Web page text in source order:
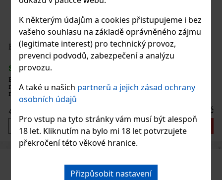
K některým údajům a cookies přistupujeme i bez
vašeho souhlasu na základě oprávněného zájmu
(legitimate interest) pro technický provoz,
prevenci podvodů, zabezpečení a analýzu
provozu.
A také u našich partnerů a jejich zásad ochrany
osobních údajů
Pro vstup na tyto stránky vám musí být alespoň
18 let. Kliknutím na bylo mi 18 let potvrzujete
překročení této věkové hranice.
Přizpůsobit nastavení
Emil Bylinný likér 0,7 L 20%
SKLADEM(> 5 ks)
Emil Bylinný likér je rakouský bylinný likér vyráběný ze 100%
rakouských surovin a bez umělých aromat. Staví na tradiční
rodinné receptuře, která propojuje alpské byliny, kořeny a koření s
poctivým zpracováním. Výsledkem je vyvážený bylinný likér s m
475 575 Kč
Do košíku